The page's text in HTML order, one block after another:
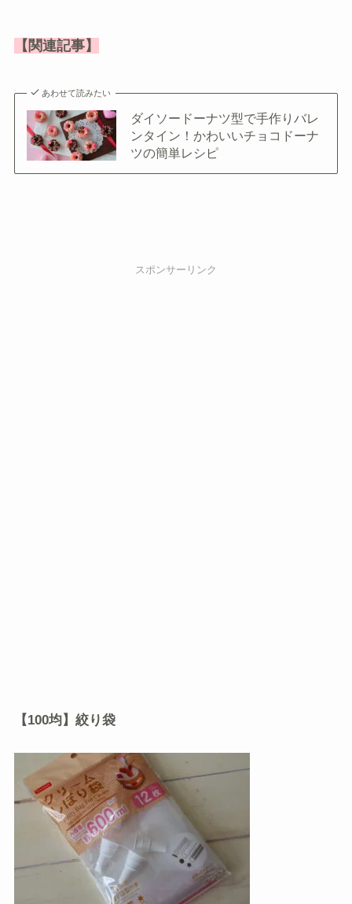
【関連記事】
あわせて読みたい
ダイソードーナツ型で手作りバレ
ンタイン！かわいいチョコドーナ
ツの簡単レシピ
スポンサーリンク
【100均】絞り袋